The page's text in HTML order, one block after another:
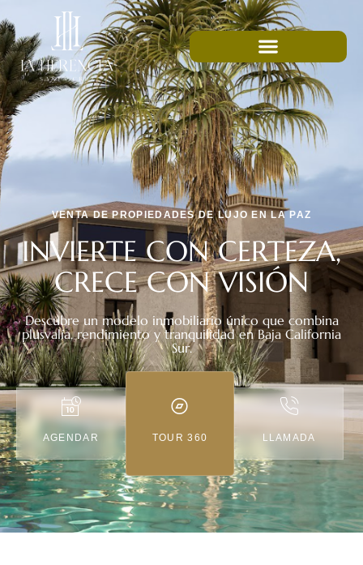
VENTA DE PROPIEDADES DE LUJO EN LA PAZ
INVIERTE CON CERTEZA,
CRECE CON VISIÓN
Descubre un modelo inmobiliario único que combina
plusvalía, rendimiento y tranquilidad en Baja California
Sur.
AGENDAR TOUR 360 LLAMADA